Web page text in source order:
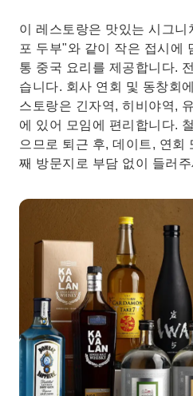
이 레스토랑은 맛있는 시그
포 두부"와 같이 작은 접시에
통 중국 요리를 제공합니다.
습니다. 회사 연회 및 동창회
스토랑은 긴자역, 히비야역,
에 있어 모임에 편리합니다.
으므로 퇴근 후, 데이트, 연회
째 방문지로 부담 없이 들러